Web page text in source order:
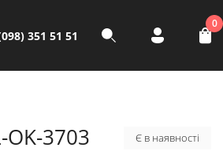
351 51 51
0
3703 Є в наявності